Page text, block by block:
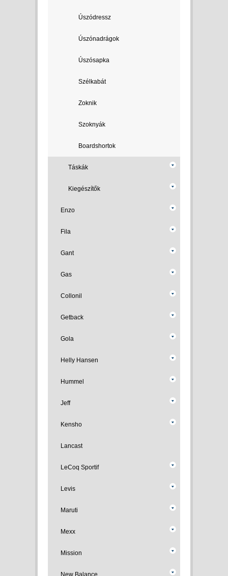
Úszódressz
Úszónadrágok
Úszósapka
Szélkabát
Zoknik
Szoknyák
Boardshortok
Táskák
Kiegészítők
Enzo
Fila
Gant
Gas
Collonil
Getback
Gola
Helly Hansen
Hummel
Jeff
Kensho
Lancast
LeCoq Sportif
Levis
Maruti
Mexx
Mission
New Balance